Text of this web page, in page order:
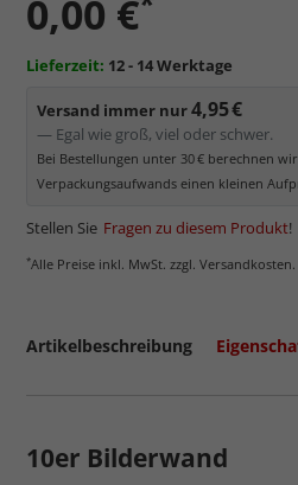
0,00 €
Lieferzeit: 12 - 14 Werktage
Versand immer nur4,95 €
— Egal wie groß, viel oder schwer.
Bei Bestellungen unter 30 € berechnen
Verpackungsaufwands einen kleinen
Stellen Sie Fragen zu diesem Produkt!
*Alle Preise inkl. MwSt. zzgl. Versandkosten.
Artikelbeschreibung
10er Bilderwand